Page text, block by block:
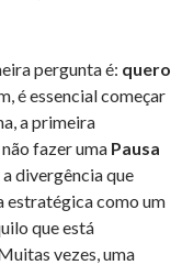
pergunta é: quero
é essencial começar
a primeira
fazer uma Pausa
divergência que
estratégica como um
que está
vezes, uma